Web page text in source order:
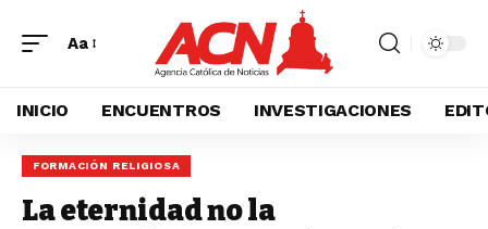
Aa
INICIO ENCUENTROS INVESTIGACIONES
FORMACIÓN RELIGIOSA
La eternidad no la